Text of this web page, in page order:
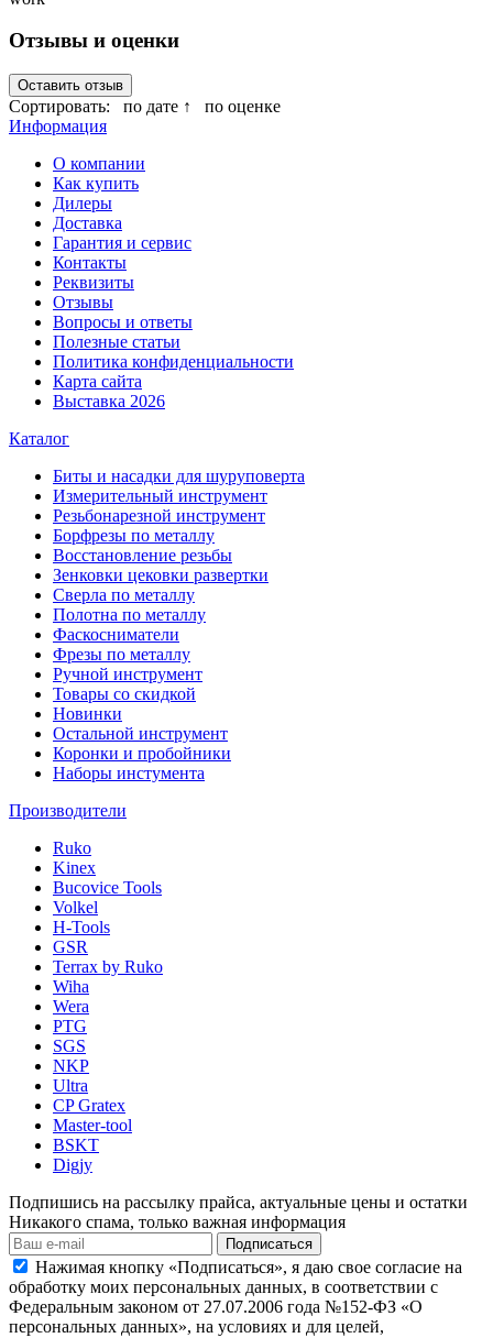
Отзывы и оценки
Оставить отзыв
Сортировать: по дате ↑
по оценке
Информация
О компании
Как купить
Дилеры
Доставка
Гарантия и сервис
Контакты
Реквизиты
Отзывы
Вопросы и ответы
Полезные статьи
Политика конфиденциальности
Карта сайта
Выставка 2026
Каталог
Биты и насадки для шуруповерта
Измерительный инструмент
Резьбонарезной инструмент
Борфрезы по металлу
Восстановление резьбы
Зенковки цековки развертки
Сверла по металлу
Полотна по металлу
Фаскосниматели
Фрезы по металлу
Ручной инструмент
Товары со скидкой
Новинки
Остальной инструмент
Коронки и пробойники
Наборы инстумента
Производители
Ruko
Kinex
Bucovice Tools
Volkel
H-Tools
GSR
Terrax by Ruko
Wiha
Wera
PTG
SGS
NKP
Ultra
CP Gratex
Master-tool
BSKT
Digjy
Подпишись на рассылку прайса, актуальные цены и остатки
Никакого спама, только важная информация
Подписаться
Нажимая кнопку «Подписаться», я даю свое согласие на
обработку моих персональных данных, в соответствии с
Федеральным законом от 27.07.2006 года №152-ФЗ «О
персональных данных», на условиях и для целей,